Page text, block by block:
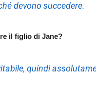
devono succedere.
il figlio di Jane?
quindi